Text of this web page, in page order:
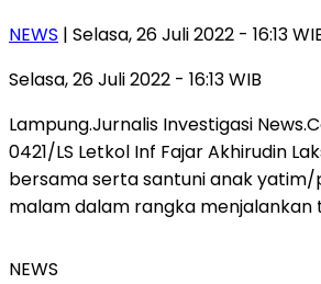
NEWS | Selasa, 26 Juli 2022 - 16:13
Selasa, 26 Juli 2022 - 16:13 WIB
Lampung.Jurnalis Investigasi
0421/LS Letkol Inf Fajar Akhirudin
bersama serta santuni anak yatim/
malam dalam rangka menjalankan
NEWS